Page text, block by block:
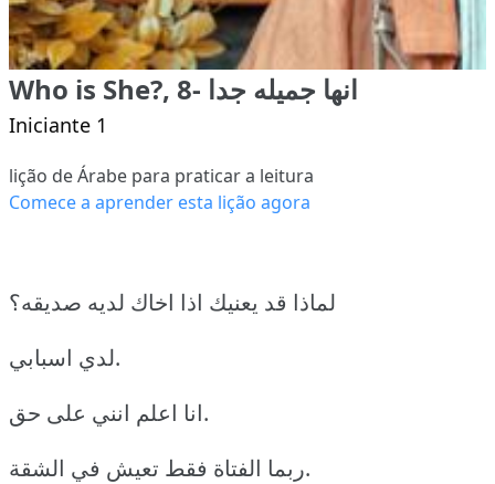
Who is She?, 8- انها جميله جدا
Iniciante 1
lição de Árabe para praticar a leitura
Comece a aprender esta lição agora
لماذا قد يعنيك اذا اخاك لديه صديقه؟
لدي اسبابي.
انا اعلم انني على حق.
ربما الفتاة فقط تعيش في الشقة.